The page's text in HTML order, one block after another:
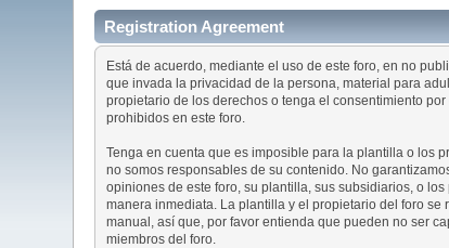
Registration Agreement
Está de acuerdo, mediante el uso de este foro, en no
que invada la privacidad de la persona, material para
propietario de los derechos o tenga el consentimiento
prohibidos en este foro.
Tenga en cuenta que es imposible para la plantilla o los
no somos responsables de su contenido. No
opiniones de este foro, su plantilla, sus subsidiarios, o
manera inmediata. La plantilla y el propietario del foro
manual, así que, por favor entienda que pueden no ser
miembros del foro.